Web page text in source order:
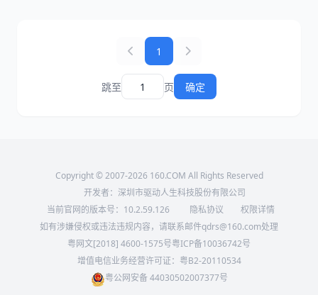
1
跳至 页 确定
Copyright © 2007-2026 160.COM All Rights Reserved
开发者：深圳市驱动人生科技股份有限公司
当前官网的版本号： 10.2.59.126 隐私协议
权限详情
如有涉嫌侵权或违法违规内容，请联系邮件qdrs@160.com处理
粤网文[2018] 4600-1575号粤ICP备10036742号
增值电信业务经营许可证：粤B2-20110534
粤公网安备 44030502007377号